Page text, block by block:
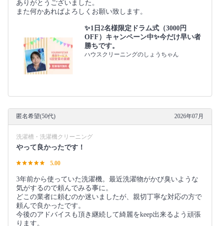
ありがとうございました。
また何かあればよろしくお願い致します。
✨1日2名様限定ドラム式（3000円
OFF）キャンペーン中✨今だけ早い者
勝ちです。
ハウスクリーニングのしょうちゃん
匿名希望(50代) 2026年07月
洗濯槽・洗濯機クリーニング
やって良かったです！
5.00
3年前から使っていた洗濯機。最近洗濯物がかび臭いような
気がするので頼んでみる事に。
どこの業者に頼むのか迷いましたが、親切丁寧な対応の方で
頼んで良かったです。
今後のアドバイスも頂き継続して綺麗をkeep出来るよう頑張
ります。